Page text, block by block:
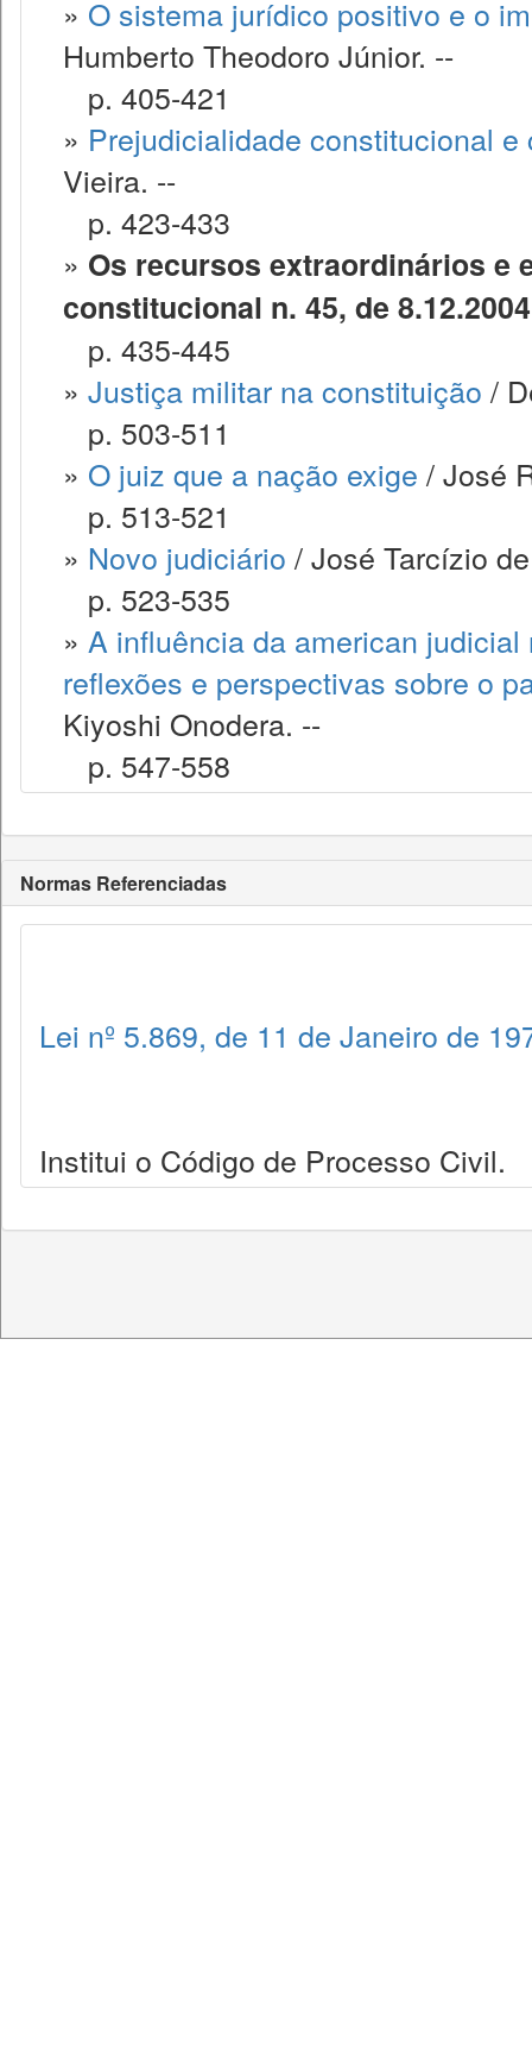
» O sistema jurídico positivo e o
Humberto Theodoro Júnior. --
p. 405-421
» Prejudicialidade constitucional e
Vieira. --
p. 423-433
» Os recursos extraordinários e
constitucional n. 45, de 8.12.2004
p. 435-445
» Justiça militar na constituição /
p. 503-511
» O juiz que a nação exige / José
p. 513-521
» Novo judiciário / José Tarcízio
p. 523-535
» A influência da american
reflexões e perspectivas sobre o
Kiyoshi Onodera. --
p. 547-558
Normas Referenciadas
Lei nº 5.869, de 11 de Janeiro de
Institui o Código de Processo Civil.